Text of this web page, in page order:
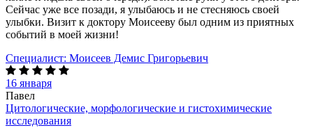
Сейчас уже все позади, я улыбаюсь и не стесняюсь своей
улыбки. Визит к доктору Моисееву был одним из приятных
событий в моей жизни!
Специалист: Моисеев Демис Григорьевич
16 января
Павел
Цитологические, морфологические и гистохимические
исследования